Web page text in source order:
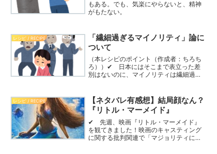
もある。でも、気楽にやらないと、精神
がもたない。
レシピ / RECIPE
「繊細過ぎるマイノリティ」論に
ついて
（本レシピのポイント（作成者：ちろち
ろ））✔ 日本にはそこまで表立った差
別はないのに、マイノリティは繊細過
みで傷つくわけではないのだ。SNSやニ
ュースのコメント欄を見て...
レシピ / RECIPE
【ネタバレ有感想】結局顔なん？
『リトル・マーメイド』
✔ 先週、映画『リトル・マーメイド』
を観てきました！映画のキャスティング
に関する批判関連で「マジョリティに縋